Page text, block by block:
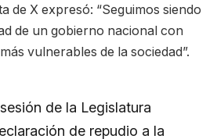
de X expresó: “Seguimos siendo
de un gobierno nacional con
vulnerables de la sociedad”.
de la Legislatura
de repudio a la